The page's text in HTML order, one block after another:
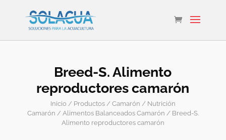
Breed-S. Alimento
reproductores camarón
Inicio / Productos/ Camarón / Nutrición
Camarón / Alimentos Balanceados Camarón / Breed-S.
Alimento reproductores camarón